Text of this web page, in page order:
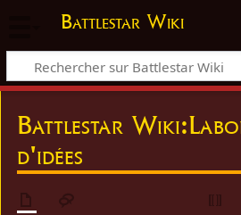
Battlestar Wiki
Battlestar Wiki:
d'idées